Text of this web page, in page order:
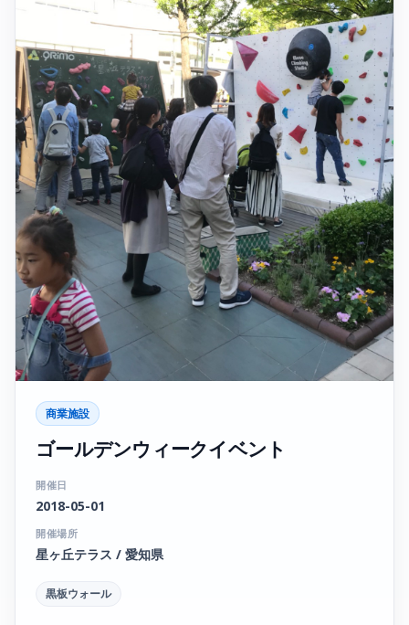
商業施設
ゴールデンウィークイベント
開催日
2018-05-01
開催場所
星ヶ丘テラス / 愛知県
黒板ウォール